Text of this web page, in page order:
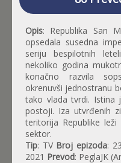
Opis: Republika San
opsedala susedna
seriju bespilotnih
nekoliko godina
konačno razvila
okrenuvši jednostranu
tako vlada tvrdi. Istina
postoji. Iza utvrđenih
teritorija Republike
sektor.
Tip: TV Broj epizoda:
2021 Prevod: PeglaJK